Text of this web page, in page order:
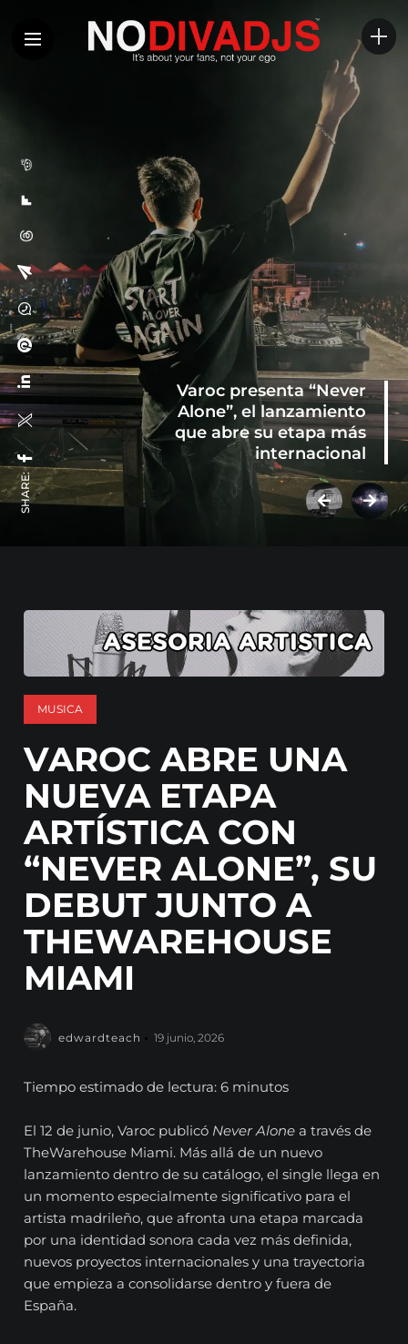
Varoc presenta “Never
Alone”, el lanzamiento
que abre su etapa más
internacional
SHARE:
MUSICA
VAROC ABRE UNA
NUEVA ETAPA
ARTÍSTICA CON
“NEVER ALONE”, SU
DEBUT JUNTO A
THEWAREHOUSE
MIAMI
edwardteach 19 junio, 2026
Tiempo estimado de lectura: 6 minutos
El 12 de junio, Varoc publicó Never Alone a través de
TheWarehouse Miami. Más allá de un nuevo
lanzamiento dentro de su catálogo, el single llega en
un momento especialmente significativo para el
artista madrileño, que afronta una etapa marcada
por una identidad sonora cada vez más definida,
nuevos proyectos internacionales y una trayectoria
que empieza a consolidarse dentro y fuera de
España.